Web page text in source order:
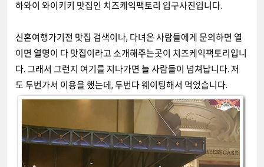
하와이 와이키키 맛집인 치즈케익팩토리 입구사진입니다.
신혼여행가기전 맛집 검색이나, 다녀온 사람들에게 문의하면 열
이면 열명이 다 맛집이라고 소개해주는곳이 치즈케익팩토리입니
다. 그래서 그런지 여기를 지나가면 늘 사람들이 넘쳐납니다. 저
도 두번가서 이용을 했는데, 두번다 웨이팅해서 먹었습니다.